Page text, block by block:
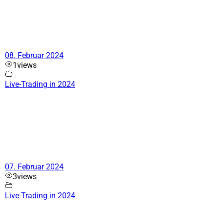
08. Februar 2024
1views
Live-Trading in 2024
07. Februar 2024
3views
Live-Trading in 2024